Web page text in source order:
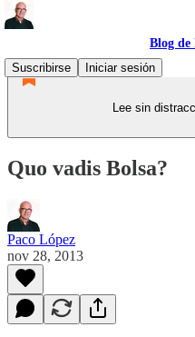
Blog de
Suscribirse
Iniciar sesión
Lee sin
Quo vadis Bolsa?
Paco López
nov 28, 2013